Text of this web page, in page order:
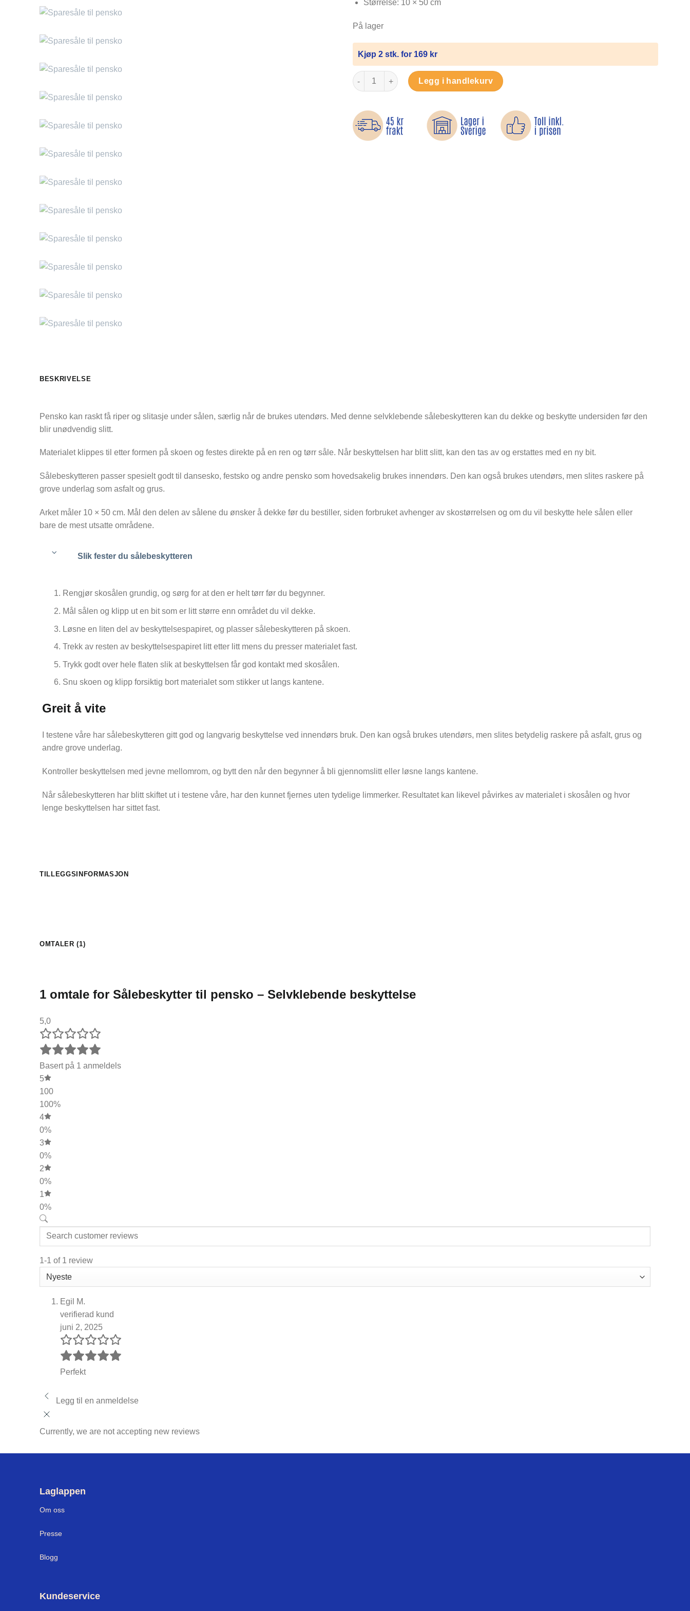
Størrelse: 10 × 50 cm
På lager
Kjøp 2 stk. for 169 kr
Sålebeskytter til pensko – Selvklebende beskyttelse antall
Legg i handlekurv
BESKRIVELSE
Pensko kan raskt få riper og slitasje under sålen, særlig når de brukes utendørs. Med denne selvklebende sålebeskytteren kan du dekke og beskytte undersiden før den
blir unødvendig slitt.
Materialet klippes til etter formen på skoen og festes direkte på en ren og tørr såle. Når beskyttelsen har blitt slitt, kan den tas av og erstattes med en ny bit.
Sålebeskytteren passer spesielt godt til dansesko, festsko og andre pensko som hovedsakelig brukes innendørs. Den kan også brukes utendørs, men slites raskere på
grove underlag som asfalt og grus.
Arket måler 10 × 50 cm. Mål den delen av sålene du ønsker å dekke før du bestiller, siden forbruket avhenger av skostørrelsen og om du vil beskytte hele sålen eller
bare de mest utsatte områdene.
Slik fester du sålebeskytteren
Rengjør skosålen grundig, og sørg for at den er helt tørr før du begynner.
Mål sålen og klipp ut en bit som er litt større enn området du vil dekke.
Løsne en liten del av beskyttelsespapiret, og plasser sålebeskytteren på skoen.
Trekk av resten av beskyttelsespapiret litt etter litt mens du presser materialet fast.
Trykk godt over hele flaten slik at beskyttelsen får god kontakt med skosålen.
Snu skoen og klipp forsiktig bort materialet som stikker ut langs kantene.
Greit å vite
I testene våre har sålebeskytteren gitt god og langvarig beskyttelse ved innendørs bruk. Den kan også brukes utendørs, men slites betydelig raskere på asfalt, grus og
andre grove underlag.
Kontroller beskyttelsen med jevne mellomrom, og bytt den når den begynner å bli gjennomslitt eller løsne langs kantene.
Når sålebeskytteren har blitt skiftet ut i testene våre, har den kunnet fjernes uten tydelige limmerker. Resultatet kan likevel påvirkes av materialet i skosålen og hvor
lenge beskyttelsen har sittet fast.
TILLEGGSINFORMASJON
OMTALER (1)
1 omtale for Sålebeskytter til pensko – Selvklebende beskyttelse
5,0
Basert på 1 anmeldels
5
100
100%
4
0%
3
0%
2
0%
1
0%
1-1 of 1 review
Egil M.
verifierad kund
juni 2, 2025
Perfekt
Legg til en anmeldelse
Currently, we are not accepting new reviews
Laglappen
Om oss
Presse
Blogg
Kundeservice